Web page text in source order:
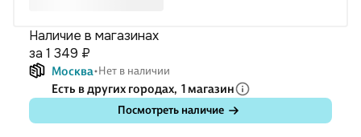
Наличие в магазинах
за 1 349 ₽
Москва Нет в наличии
Есть в других городах, 1 магазин
Посмотреть наличие